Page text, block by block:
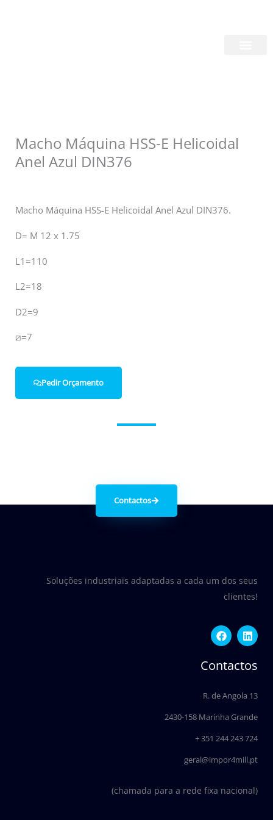
Macho Máquina HSS-E Helicoidal
Anel Azul DIN376
Macho Máquina HSS-E Helicoidal Anel Azul DIN376.
D= M 12 x 1.75
L1=110
L2=18
D2=9
⧄=7
Pedir Orçamento
Contactos
Soluções industriais adaptadas a cada um dos seus
clientes!
F
a
c
e
b
o
k
L
i
n
k
e
i
n
Contactos
R. de Angola 13
2430-158 Marinha Grande
+ 351 244 243 724
geral@impor4mill.pt
(chamada para a rede fixa nacional)